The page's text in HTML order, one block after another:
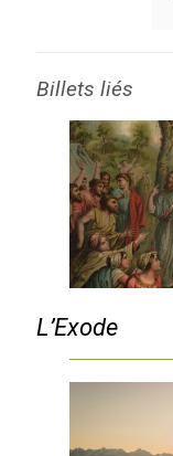
Billets liés
L’Exode